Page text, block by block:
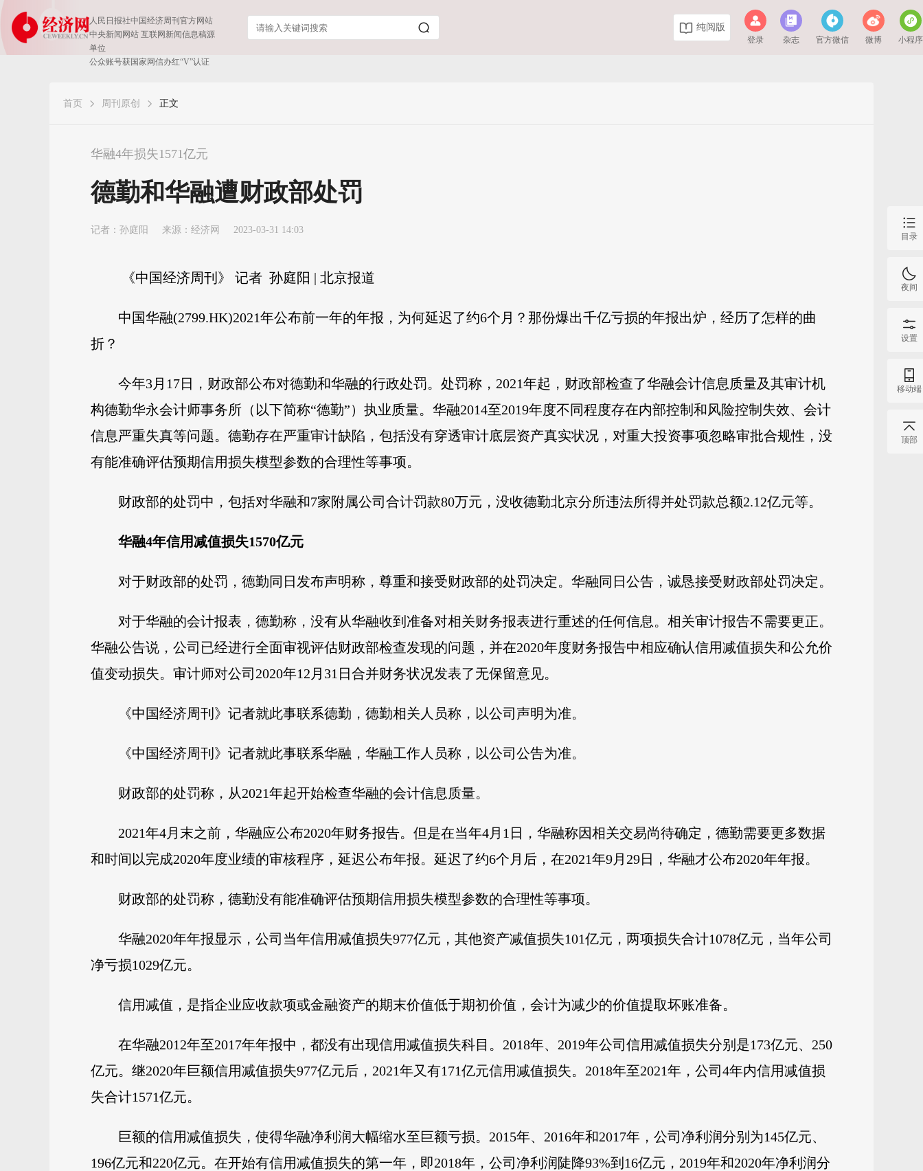
人民日报社中国经济周刊官方网站
中央新闻网站 互联网新闻信息稿源
单位
公众账号获国家网信办红“V”认证
纯阅版
登录 杂志 官方微信 微博 小程序
首页 周刊原创 正文
华融4年损失1571亿元
德勤和华融遭财政部处罚
记者： 孙庭阳 来源：经济网 2023-03-31 14:03
《中国经济周刊》 记者 孙庭阳 | 北京报道
中国华融(2799.HK)2021年公布前一年的年报，为何延迟了约6个月？那份爆出千亿亏损的年报出炉，经历了怎样的曲
折？
今年3月17日，财政部公布对德勤和华融的行政处罚。处罚称，2021年起，财政部检查了华融会计信息质量及其审计机
构德勤华永会计师事务所（以下简称“德勤”）执业质量。华融2014至2019年度不同程度存在内部控制和风险控制失效、会计
信息严重失真等问题。德勤存在严重审计缺陷，包括没有穿透审计底层资产真实状况，对重大投资事项忽略审批合规性，没
有能准确评估预期信用损失模型参数的合理性等事项。
财政部的处罚中，包括对华融和7家附属公司合计罚款80万元，没收德勤北京分所违法所得并处罚款总额2.12亿元等。
华融4年信用减值损失1570亿元
对于财政部的处罚，德勤同日发布声明称，尊重和接受财政部的处罚决定。华融同日公告，诚恳接受财政部处罚决定。
对于华融的会计报表，德勤称，没有从华融收到准备对相关财务报表进行重述的任何信息。相关审计报告不需要更正。
华融公告说，公司已经进行全面审视评估财政部检查发现的问题，并在2020年度财务报告中相应确认信用减值损失和公允价
值变动损失。审计师对公司2020年12月31日合并财务状况发表了无保留意见。
《中国经济周刊》记者就此事联系德勤，德勤相关人员称，以公司声明为准。
《中国经济周刊》记者就此事联系华融，华融工作人员称，以公司公告为准。
财政部的处罚称，从2021年起开始检查华融的会计信息质量。
2021年4月末之前，华融应公布2020年财务报告。但是在当年4月1日，华融称因相关交易尚待确定，德勤需要更多数据
和时间以完成2020年度业绩的审核程序，延迟公布年报。延迟了约6个月后，在2021年9月29日，华融才公布2020年年报。
财政部的处罚称，德勤没有能准确评估预期信用损失模型参数的合理性等事项。
华融2020年年报显示，公司当年信用减值损失977亿元，其他资产减值损失101亿元，两项损失合计1078亿元，当年公司
净亏损1029亿元。
信用减值，是指企业应收款项或金融资产的期末价值低于期初价值，会计为减少的价值提取坏账准备。
在华融2012年至2017年年报中，都没有出现信用减值损失科目。2018年、2019年公司信用减值损失分别是173亿元、250
亿元。继2020年巨额信用减值损失977亿元后，2021年又有171亿元信用减值损失。2018年至2021年，公司4年内信用减值损
失合计1571亿元。
巨额的信用减值损失，使得华融净利润大幅缩水至巨额亏损。2015年、2016年和2017年，公司净利润分别为145亿元、
196亿元和220亿元。在开始有信用减值损失的第一年，即2018年，公司净利润陡降93%到16亿元，2019年和2020年净利润分
目录
夜间
设置
移动端
顶部